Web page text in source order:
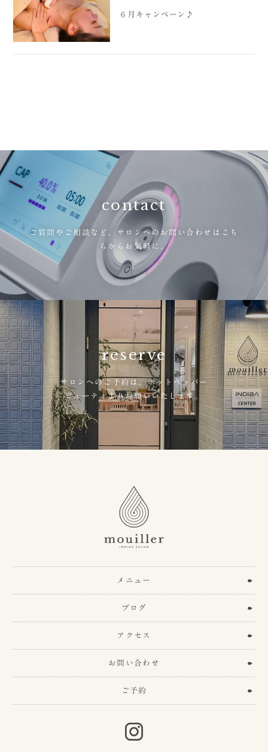
６月キャンペーン♪
contact
ご質問やご相談など、 サロンへのお問い合わせはこち
らからお気軽に。
reserve
サロンへのご予約は、ホットペッパー
ビューティよりお願いいたします。
メニュー
ブログ
アクセス
お問い合わせ
ご予約